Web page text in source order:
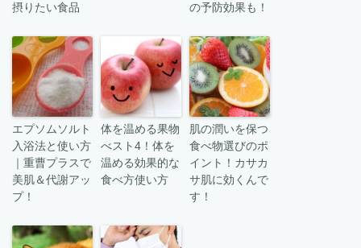
摂りたい食品
の予防効果も！
エプソムソルト
入浴法と使い方
｜重曹プラスで
美肌＆代謝アッ
プ！
体を温める果物
べスト4！体を
温める効果的な
食べ方使い方
肌の潤いを保つ
食べ物選びのポ
イント！カサカ
サ肌に効くんで
す！